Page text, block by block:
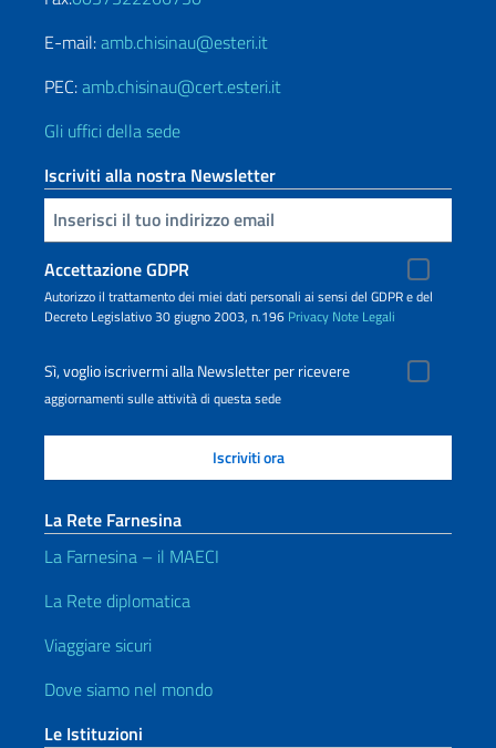
E-mail:amb.chisinau@esteri.it
PEC:amb.chisinau@cert.esteri.it
Gli uffici della sede
Iscriviti alla nostra Newsletter
Inserisci la tua email
Accettazione GDPR
Autorizzo il trattamento dei miei dati personali ai sensi del GDPR e del
Decreto Legislativo 30 giugno 2003, n.196 Privacy Note Legali
Sì, voglio iscrivermi alla Newsletter per ricevere
aggiornamenti sulle attività di questa sede
La Rete Farnesina
La Farnesina – il MAECI
La Rete diplomatica
Viaggiare sicuri
Dove siamo nel mondo
Le Istituzioni